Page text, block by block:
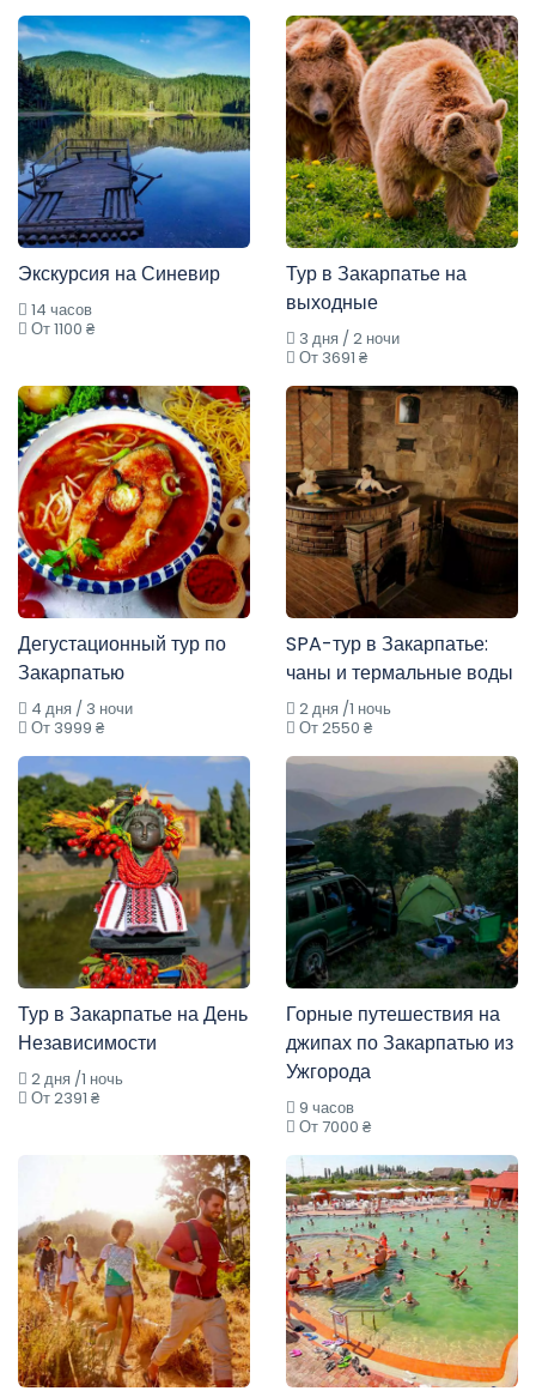
Экскурсия на Синевир
14 часов
От 1100 ₴
Тур в Закарпатье на
выходные
3 дня / 2 ночи
От 3691 ₴
Дегустационный тур по
Закарпатью
4 дня / 3 ночи
От 3999 ₴
SPA-тур в Закарпатье:
чаны и термальные воды
2 дня /1 ночь
От 2550 ₴
Тур в Закарпатье на День
Независимости
2 дня /1 ночь
От 2391 ₴
Горные путешествия на
джипах по Закарпатью из
Ужгорода
9 часов
От 7000 ₴